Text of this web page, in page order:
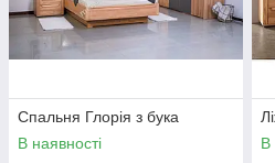
Спальня Глорія з бука
В наявності
В